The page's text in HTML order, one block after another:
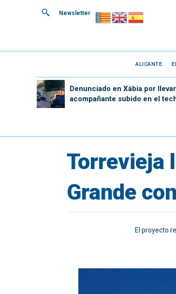
Newsletter
ALICANTE
Denunciado en Xàbia por
acompañante subido en el
Torrevieja
Grande
El proyecto